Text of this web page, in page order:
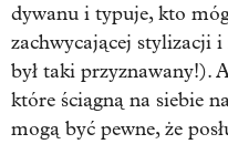
dywanu i typuje, kto
zachwycającej stylizacji
był taki przyznawany!).
które ściągną na siebie
mogą być pewne, że